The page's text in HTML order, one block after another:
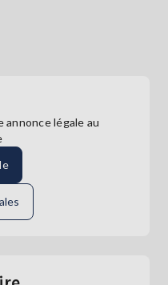
annonce légale au